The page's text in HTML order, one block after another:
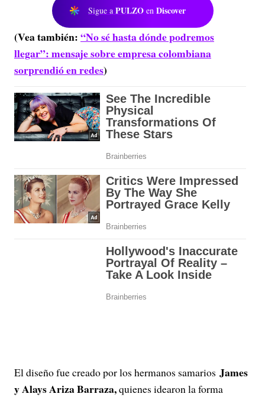
Sigue a PULZO en Discover
(Vea también:“No sé hasta dónde podremos
llegar”: mensaje sobre empresa colombiana
sorprendió en redes)
El diseño fue creado por los hermanos samarios James
y Alays Ariza Barraza,quienes idearon la forma